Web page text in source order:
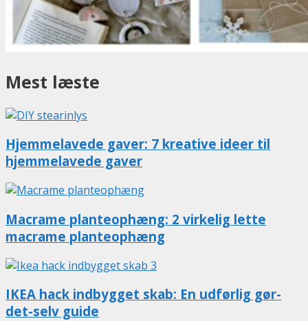
Mest læste
Hjemmelavede gaver: 7 kreative ideer til
hjemmelavede gaver
Macrame planteophæng: 2 virkelig lette
macrame planteophæng
IKEA hack indbygget skab: En udførlig gør-
det-selv guide